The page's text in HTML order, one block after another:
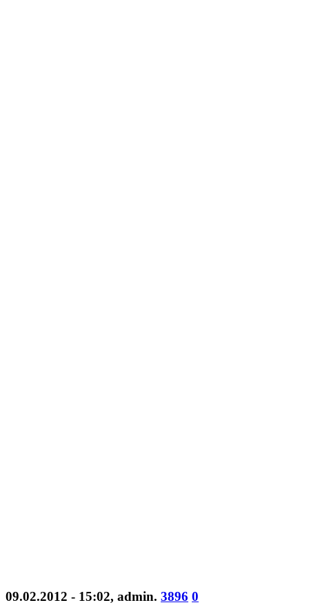
09.02.2012 - 15:02, admin. 3896 0